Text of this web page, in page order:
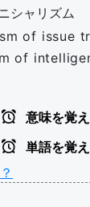
シャリズム
of issue
of
意味を覚
単語を覚